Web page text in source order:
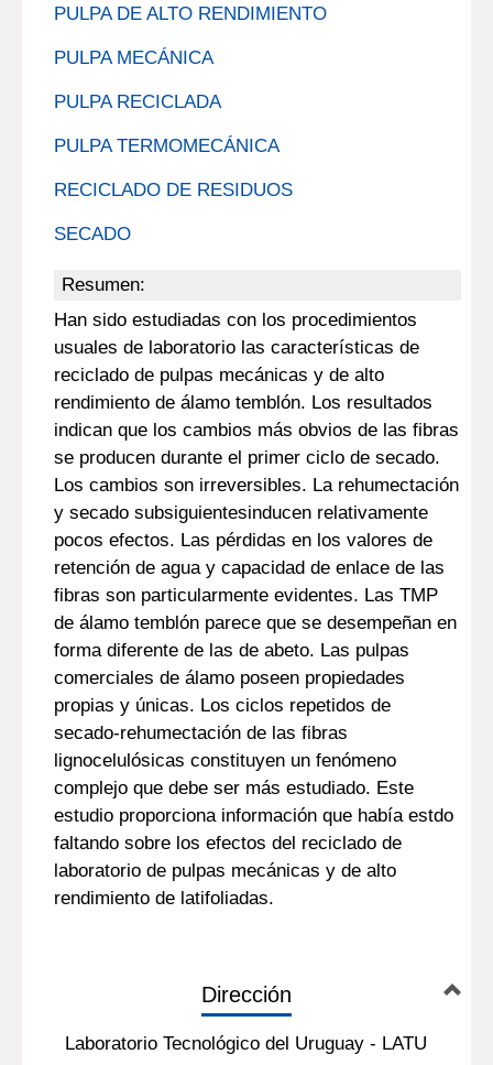
PULPA DE ALTO RENDIMIENTO
PULPA MECÁNICA
PULPA RECICLADA
PULPA TERMOMECÁNICA
RECICLADO DE RESIDUOS
SECADO
Resumen:
Han sido estudiadas con los procedimientos
usuales de laboratorio las características de
reciclado de pulpas mecánicas y de alto
rendimiento de álamo temblón. Los resultados
indican que los cambios más obvios de las fibras
se producen durante el primer ciclo de secado.
Los cambios son irreversibles. La rehumectación
y secado subsiguientesinducen relativamente
pocos efectos. Las pérdidas en los valores de
retención de agua y capacidad de enlace de las
fibras son particularmente evidentes. Las TMP
de álamo temblón parece que se desempeñan en
forma diferente de las de abeto. Las pulpas
comerciales de álamo poseen propiedades
propias y únicas. Los ciclos repetidos de
secado-rehumectación de las fibras
lignocelulósicas constituyen un fenómeno
complejo que debe ser más estudiado. Este
estudio proporciona información que había estdo
faltando sobre los efectos del reciclado de
laboratorio de pulpas mecánicas y de alto
rendimiento de latifoliadas.
Dirección
Laboratorio Tecnológico del Uruguay - LATU